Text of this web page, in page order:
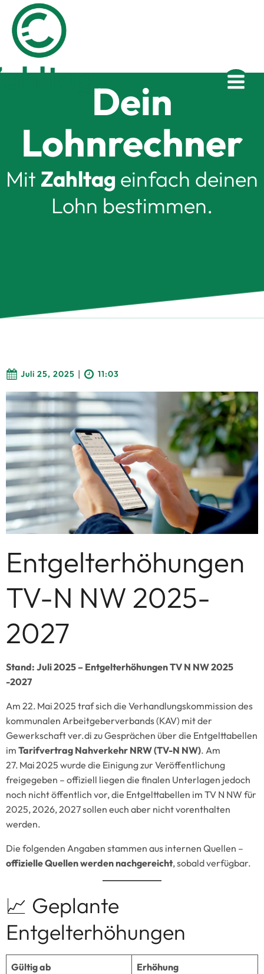
Dein
Lohnrechner
Mit Zahltag einfach deinen
Lohn bestimmen.
Juli 25, 2025 | 11:03
Entgelterhöhungen
TV-N NW 2025-
2027
Stand: Juli 2025 – EntgelterhöhungenTV N NW 2025
-2027
Am 22. Mai 2025 traf sich die Verhandlungskommission des
kommunalen Arbeitgeberverbands (KAV) mit der
Gewerkschaft ver.di zu Gesprächen über die Entgelttabellen
im Tarifvertrag Nahverkehr NRW (TV-N NW). Am
27. Mai 2025 wurde die Einigung zur Veröffentlichung
freigegeben – offiziell liegen die finalen Unterlagen jedoch
noch nicht öffentlich vor, die Entgelttabellen im TV N NW für
2025, 2026, 2027 sollen euch aber nicht vorenthalten
werden.
Die folgenden Angaben stammen aus internen Quellen –
offizielle Quellen werden nachgereicht, sobald verfügbar.
📈 Geplante
Entgelterhöhungen
Gültig ab Erhöhung